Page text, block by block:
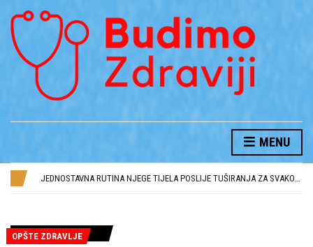
MENU
NAJČEŠĆE GREŠKE U NJEZI KOSE I KAKO IH IZBJEĆI
OPŠTE ZDRAVLJE